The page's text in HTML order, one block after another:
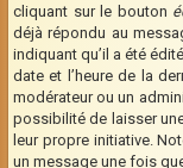
cliquant sur le bouton
déjà répondu au
indiquant qu’il a été
date et l’heure de la
modérateur ou un
possibilité de laisser
leur propre initiative.
un message une fois